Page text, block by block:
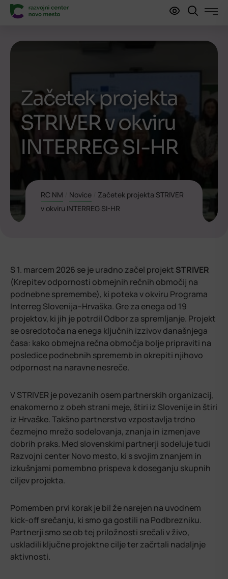
Začetek projekta
STRIVER v okviru
INTERREG SI-HR
RC NM Novice
Začetek projekta STRIVER
v okviru INTERREG SI-HR
S 1. marcem 2026 se je uradno začel projekt STRIVER
(Krepitev odpornosti obmejnih rečnih območij na
podnebne spremembe), ki poteka v okviru Programa
Interreg Slovenija–Hrvaška. Gre za enega od 19
projektov, ki jih je potrdil Odbor za spremljanje. Projekt
se osredotoča na enega ključnih izzivov današnjega
časa: kako obmejna rečna območja bolje pripraviti na
posledice podnebnih sprememb in okrepiti njihovo
odpornost na naravne nesreče.
V STRIVER je povezanih osem partnerskih organizacij,
enakomerno z obeh strani meje, štiri iz Slovenije in štiri
iz Hrvaške. Takšno partnerstvo vzpostavlja trdno
čezmejno mrežo sodelovanja, znanja in izmenjave
dobrih praks. Med slovenskimi partnerji sodeluje tudi
Razvojni center Novo mesto, ki s svojim znanjem in
izkušnjami pomembno prispeva k doseganju skupnih
ciljev projekta.
Pomemben prvi korak je bil že narejen na uvodnem
kick-off srečanju, ki smo ga gostili na Podbrezniku.
Partnerji smo se ob tej priložnosti srečali v živo,
uskladili ključne projektne cilje ter začrtali nadaljnje
aktivnosti.